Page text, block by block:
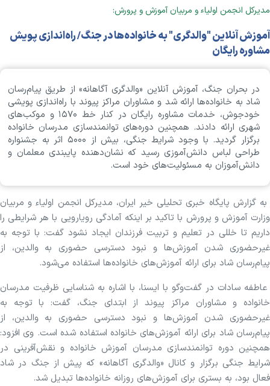
مدیرکل انجمن اولیاء و مربیان آموزش و پرورش:
آموزش‌ آنلاین "والدگری" به خانواده‌ها در جنگ/ راه‌اندازی پویش
مشاوره رایگان
در بحران جنگ، آموزش آنلاین «والدگری آگاهانه» از طریق پیام‌رسان
شاد به خانواده‌ها ارائه شد و مشاوران مراکز پیوند با راه‌اندازی پویشی
خودجوش، خدمات مشاوره رایگان در کنار خط ۱۵۷۰ و موکب‌های
شهری ارائه دادند. همچنین دوره‌های توانمندسازی مدرسان خانواده
برگزار گردید. با وجود شرایط جنگی، بیش از ۵۰۰۰ اثر به جشنواره
طراحی لباس دانش‌آموزی رسید که نشان‌دهنده پایبندی معلمان و
دانش‌آموزان به مسئولیت‌های خود است.
به گزارش پایگاه خبری تحلیلی خیر ایران، مدیرکل انجمن اولیاء و مربیان
وزارت آموزش و پرورش با تاکید بر اینکه آمادگی رویارویی با هر شرایطی را
داریم تا خللی در تعلیم و تربیت فرزندان ایجاد نشود گفت: با توجه به
غیرحضوری شدن آموزش‌ها و نبود دسترسی حضوری به والدین، از
پیام‌رسان شاد برای ارائه آموزش‌های خانواده‌ها استفاده می‌شود.
عاطفه سادات در گفت‌و‌گو با ایسنا، با اشاره به شناسایی ظرفیت مدرسان
خانواده و مشاوران مراکز پیوند از ابتدای جنگ، گفت: با توجه به
غیرحضوری شدن آموزش‌ها و نبود دسترسی حضوری به والدین، از
پیام‌رسان شاد برای ارائه آموزش‌های خانواده استفاده شده است. وی افزود:
همچنین دوره توانمندسازی مدرسان آموزش خانواده و نقش‌آفرینی در
شرایط جنگی برگزار و کانال «والدگری آگاهانه» که پیش از جنگ در شاد
فعال بود، به بستری برای آموزش‌های روزانه خانواده‌ها تبدیل شد.